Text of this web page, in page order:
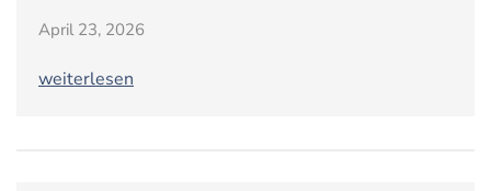
April 23, 2026
weiterlesen